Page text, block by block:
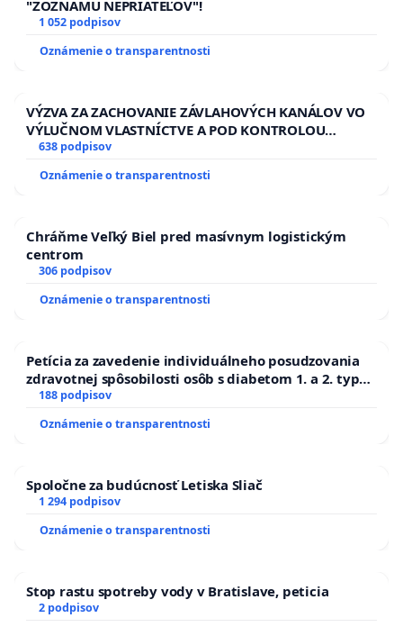
"ZOZNAMU NEPRIATEĽOV"!
1 052 podpisov
Oznámenie o transparentnosti
VÝZVA ZA ZACHOVANIE ZÁVLAHOVÝCH KANÁLOV VO
VÝLUČNOM VLASTNÍCTVE A POD KONTROLOU
SLOVENSKEJ REPUBLIKY & žiadosť na riešenie
kanálov na Slovensku
638 podpisov
Oznámenie o transparentnosti
Chráňme Veľký Biel pred masívnym logistickým
centrom
306 podpisov
Oznámenie o transparentnosti
Petícia za zavedenie individuálneho posudzovania
zdravotnej spôsobilosti osôb s diabetom 1. a 2. typu
pri prijímaní do Policajného zboru SR
188 podpisov
Oznámenie o transparentnosti
Spoločne za budúcnosť Letiska Sliač
1 294 podpisov
Oznámenie o transparentnosti
Stop rastu spotreby vody v Bratislave, peticia
2 podpisov